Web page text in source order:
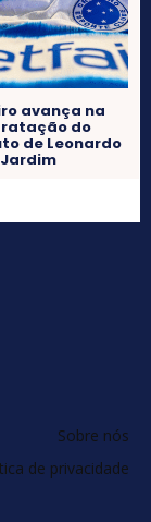
avança na
do
de Leonardo
Jardim
Sobre nós
de privacidade